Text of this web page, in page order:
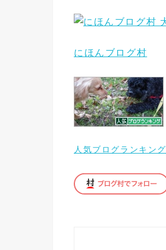
にほんブログ村
人気ブログランキング